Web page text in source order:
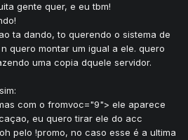
gente quer, e eu tbm!
ta dando, to querendo o sistema de
quero montar um igual a ele. quero
uma copia dquele servidor.
com o fromvoc="9"> ele aparece
eu quero tirar ele do acc
pelo !promo, no caso esse é a ultima